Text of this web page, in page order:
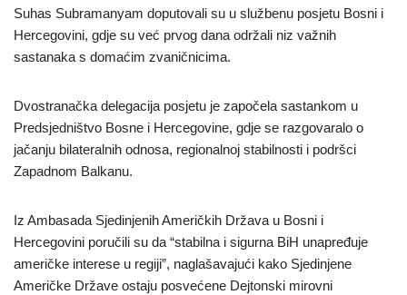
Suhas Subramanyam doputovali su u službenu posjetu Bosni i
Hercegovini, gdje su već prvog dana održali niz važnih
sastanaka s domaćim zvaničnicima.
Dvostranačka delegacija posjetu je započela sastankom u
Predsjedništvo Bosne i Hercegovine, gdje se razgovaralo o
jačanju bilateralnih odnosa, regionalnoj stabilnosti i podršci
Zapadnom Balkanu.
Iz Ambasada Sjedinjenih Američkih Država u Bosni i
Hercegovini poručili su da “stabilna i sigurna BiH unapređuje
američke interese u regiji”, naglašavajući kako Sjedinjene
Američke Države ostaju posvećene Dejtonski mirovni